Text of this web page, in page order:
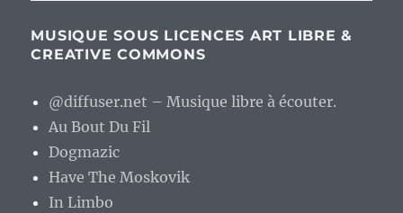
MUSIQUE SOUS LICENCES ART LIBRE &
CREATIVE COMMONS
@diffuser.net – Musique libre à écouter.
Au Bout Du Fil
Dogmazic
Have The Moskovik
In Limbo